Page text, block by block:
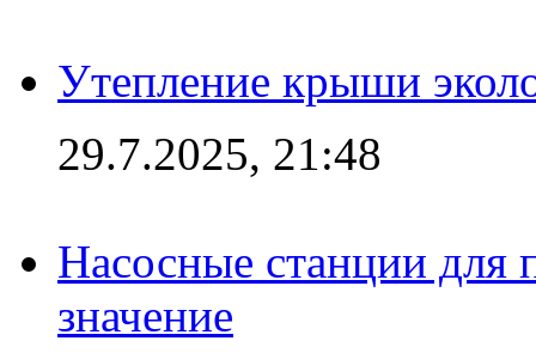
Утепление крыши
29.7.2025, 21:48
Насосные станции для
значение